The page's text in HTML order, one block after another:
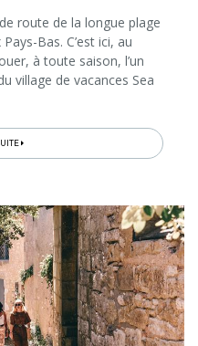
route de la longue plage
Bas. C’est ici, au
à toute saison, l’un
village de vacances Sea